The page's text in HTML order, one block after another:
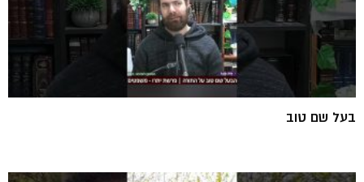
בעל שם טוב